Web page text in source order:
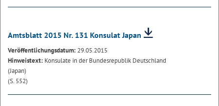
Amtsblatt 2015 Nr. 131 Konsulat Japan
Veröffentlichungsdatum: 29.05.2015
Hinweistext: Konsulate in der Bundesrepublik Deutschland
(Japan)
(S. 552)